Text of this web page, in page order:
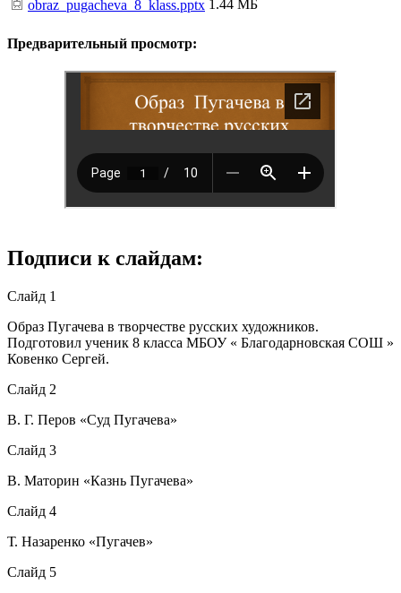
obraz_pugacheva_8_klass.pptx 1.44 МБ
Предварительный просмотр:
Подписи к слайдам:
Слайд 1
Образ Пугачева в творчестве русских художников.
Подготовил ученик 8 класса МБОУ « Благодарновская СОШ »
Ковенко Сергей.
Слайд 2
В. Г. Перов «Суд Пугачева»
Слайд 3
В. Маторин «Казнь Пугачева»
Слайд 4
Т. Назаренко «Пугачев»
Слайд 5